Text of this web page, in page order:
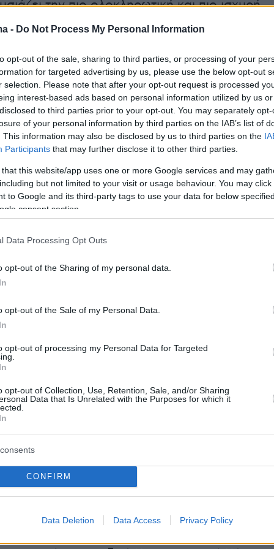
- Do Not Process My Personal Information
opt-out of the sale, sharing to third parties, or processing of your
for targeted advertising by us, please use the below opt-out
selection. Please note that after your opt-out request is processed
interest-based ads based on personal information utilized by us
to third parties prior to your opt-out. You may separately
of your personal information by third parties on the IAB’s list of
This information may also be disclosed by us to third parties on the
Participants that may further disclose it to other third parties.
that this website/app uses one or more Google services and may
but not limited to your visit or usage behaviour. You may
to Google and its third-party tags to use your data for below
consent section.
Data Processing Opt Outs
opt-out of the Sharing of my personal data.
opt-out of the Sale of my Personal Data.
opt-out of processing my Personal Data for Targeted
opt-out of Collection, Use, Retention, Sale, and/or Sharing
Data that Is Unrelated with the Purposes for which it
CONFIRM
Data Deletion Data Access Privacy Policy
την πιο ολοκληρωτική και πιο ισχυρή
για την εθνική ασφάλεια» των ΗΠΑ,
που δόθηκε στη δημοσιότητα από το
των αμερικανικών υπηρεσιών
Τούλσι Γκάμπαρντ.
ότι το Πεκίνο είναι «ο παράγοντας που
τα συμφέροντα των ΗΠΑ σε
ακρόασή της από τη Γερουσία η Τούλσι
ότι «η Κίνα είναι ο ισχυρότερος
οι ΗΠΑ.
στρατός αναπτύσσει προηγμένα μέσα όπως
κυβερνοπολέμουκαι ένα μεγαλύτερο
όπλων
έκθεση, «το Πεκίνο θα συνεχίσει να
βλαπτικές, εξαναγκαστικές και ανατρεπτικές
του επιρροής» με στόχο να αποδυναμώσει
εσωτερικό όσο και στο εξωτερικό.
υπηρεσίες Πληροφοριών προειδοποιούν
που ενορχηστρώνεται (από την